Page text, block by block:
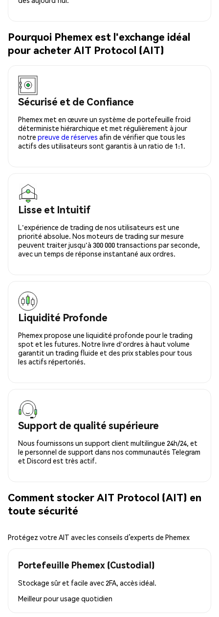
Pourquoi Phemex est l'exchange idéal
pour acheter AIT Protocol (AIT)
Sécurisé et de Confiance
Phemex met en œuvre un système de portefeuille froid
déterministe hiérarchique et met régulièrement à jour
notre preuve de réserves afin de vérifier que tous les
actifs des utilisateurs sont garantis à un ratio de 1:1.
Lisse et Intuitif
L'expérience de trading de nos utilisateurs est une
priorité absolue. Nos moteurs de trading sur mesure
peuvent traiter jusqu'à 300 000 transactions par seconde,
avec un temps de réponse instantané aux ordres.
Liquidité Profonde
Phemex propose une liquidité profonde pour le trading
spot et les futures. Notre livre d'ordres à haut volume
garantit un trading fluide et des prix stables pour tous
les actifs répertoriés.
Support de qualité supérieure
Nous fournissons un support client multilingue 24h/24, et
le personnel de support dans nos communautés Telegram
et Discord est très actif.
Comment stocker AIT Protocol (AIT) en
toute sécurité
Protégez votre AIT avec les conseils d’experts de Phemex
Portefeuille Phemex (Custodial)
Stockage sûr et facile avec 2FA, accès idéal.
Meilleur pourusage quotidien